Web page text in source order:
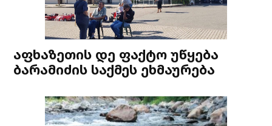
აფხაზეთის დე ფაქტო უწყება
ბარამიძის საქმეს ეხმაურება